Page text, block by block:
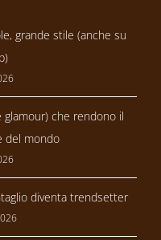
grande stile (anche su
che rendono il
del mondo
diventa trendsetter